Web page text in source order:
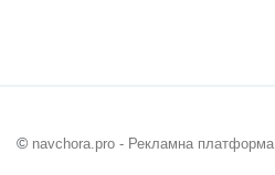
© navchora.pro - Рекламна платформа